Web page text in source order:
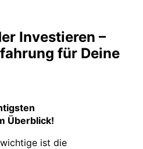
Investieren –
für Deine
Überblick!
ist die